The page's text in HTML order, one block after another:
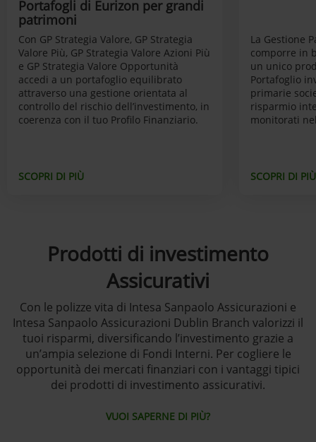
Portafogli di Eurizon per grandi
patrimoni
Con GP Strategia Valore, GP Strategia
Valore Più, GP Strategia Valore Azioni Più
e GP Strategia Valore Opportunità
accedi a un portafoglio equilibrato
attraverso una gestione orientata al
controllo del rischio dell’investimento, in
coerenza con il tuo Profilo Finanziario.
SCOPRI DI PIÙ
La Gestione
comporre in
un unico
Portafoglio
primarie
risparmio
monitorati
SCOPRI DI PIÙ
Prodotti di investimento
Assicurativi
Con le polizze vita di Intesa Sanpaolo Assicurazioni e
Intesa Sanpaolo Assicurazioni Dublin Branch valorizzi il
tuoi risparmi, diversificando l’investimento grazie a
un’ampia selezione di Fondi Interni. Per cogliere le
opportunità dei mercati finanziari con i vantaggi tipici
dei prodotti di investimento assicurativi.
VUOI SAPERNE DI PIÙ?